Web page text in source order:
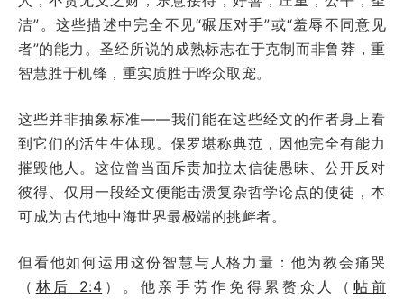
洁”。这些描述中完全不见“碾压对手”或“羞辱不同意见
者”的能力。圣经所说的成熟标志在于克制而非鲁莽，重
智慧胜于机锋，重实质胜于哗众取宠。
这些并非抽象标准——我们能在这些经文的作者身上看
到它们的活生生体现。保罗堪称典范，因他完全有能力
摧毁他人。这位曾当面斥责加拉太信徒愚昧、公开反对
彼得、仅用一段经文便能击溃复杂哲学论点的使徒，本
可成为古代地中海世界最极端的挑衅者。
但看他如何运用这份智慧与人格力量：他为教会痛哭
（ 林后 2:4 ）。他亲手劳作免得累赘众人（ 帖前